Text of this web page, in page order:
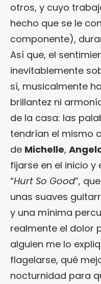
otros, y cuyo
hecho que se le
componente),
Así que, el
inevitablemente
sí, musicalmente
brillantez ni
de la casa: las
tendrían el mismo
de Michelle,
fijarse en el inicio
“Hurt So Good”,
unas suaves
y una mínima
realmente el dolor
alguien me lo
flagelarse, qué
nocturnidad para